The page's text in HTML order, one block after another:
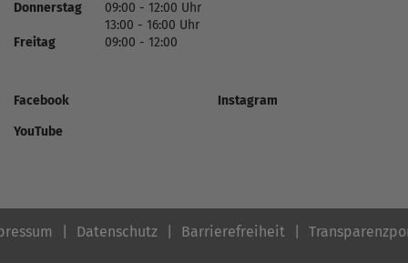
Donnerstag
09:00 - 12:00 Uhr
13:00 - 16:00 Uhr
Freitag
09:00 - 12:00
Facebook
Instagram
YouTube
Datenschutz Barrierefreiheit